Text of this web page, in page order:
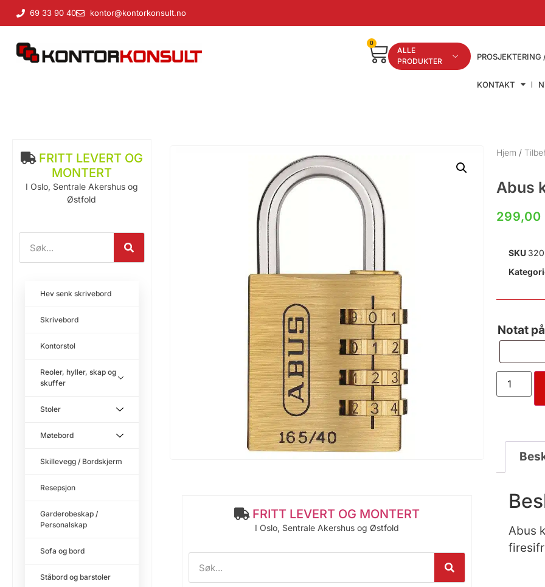
69 33 90 40 kontor@kontorkonsult.no
ALLE
PRODUKTER
PROSJEKTERING
KONTAKT
0
FRITT LEVERT OG
MONTERT
I Oslo, Sentrale Akershus og
Østfold
Hev senk skrivebord
Skrivebord
Kontorstol
Reoler, hyller, skap og
skuffer
Stoler
Møtebord
Skillevegg / Bordskjerm
Resepsjon
Garderobeskap /
Personalskap
Sofa og bord
Ståbord og barstoler
FRITT LEVERT OG MONTERT
I Oslo, Sentrale Akershus og Østfold
Hjem /
Abus
299,00
SKU
Notat
Abus